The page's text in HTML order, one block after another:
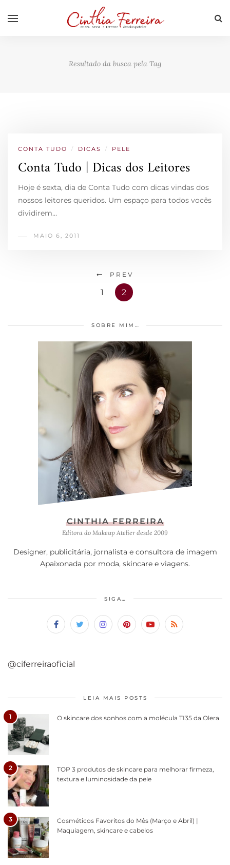
Resultado da busca pela Tag
CONTA TUDO / DICAS / PELE
Conta Tudo | Dicas dos Leitores
Hoje é sexta, dia de Conta Tudo com dicas vindas dos
nossos leitores queridos. Um espaço para todos vocês
dividirem…
MAIO 6, 2011
PREV
1 2
SOBRE MIM…
CINTHIA FERREIRA
Editora do Makeup Atelier desde 2009
Designer, publicitária, jornalista e consultora de imagem
Apaixonada por moda, skincare e viagens.
SIGA…
@ciferreiraoficial
LEIA MAIS POSTS
1 O skincare dos sonhos com a molécula TI35 da Olera
2
TOP 3 produtos de skincare para melhorar firmeza,
textura e luminosidade da pele
3
Cosméticos Favoritos do Mês (Março e Abril) |
Maquiagem, skincare e cabelos